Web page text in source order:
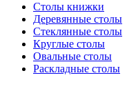
Столы книжки
Деревянные столы
Стеклянные столы
Круглые столы
Овальные столы
Раскладные столы